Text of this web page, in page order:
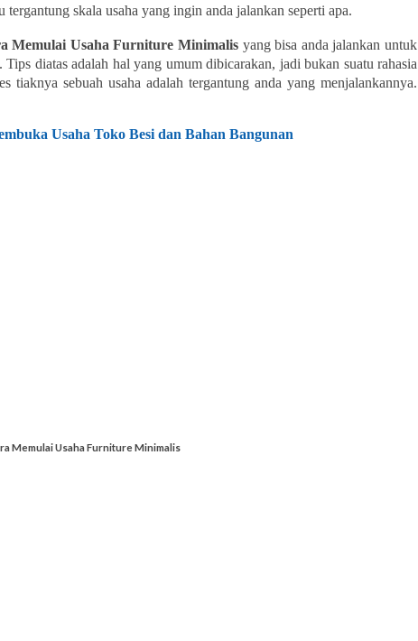
skala usaha yang ingin anda jalankan seperti apa.
Memulai Usaha Furniture Minimalis yang bisa anda jalankan untuk
Tips diatas adalah hal yang umum dibicarakan, jadi bukan suatu rahasia
tiaknya sebuah usaha adalah tergantung anda yang menjalankannya.
Usaha Toko Besi dan Bahan Bangunan
Memulai Usaha Furniture Minimalis